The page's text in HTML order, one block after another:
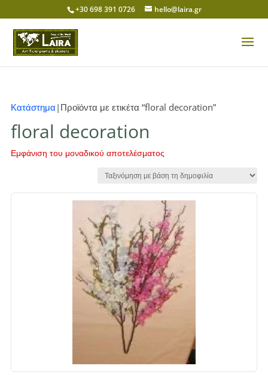
+30 698 391 0726 hello@laira.gr
Κατάστημα |Προϊόντα με ετικέτα “floral decoration”
floral decoration
Εμφάνιση του μοναδικού αποτελέσματος